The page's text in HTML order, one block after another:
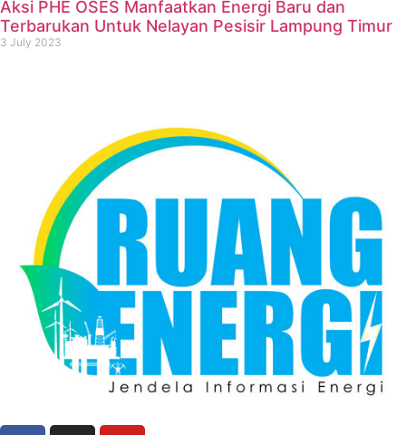
Aksi PHE OSES Manfaatkan Energi Baru dan
Terbarukan Untuk Nelayan Pesisir Lampung Timur
3 July 2023